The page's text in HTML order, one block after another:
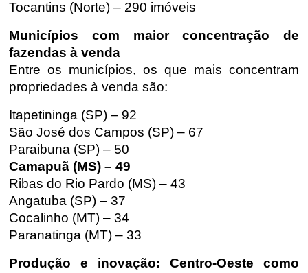
Tocantins (Norte) – 290 imóveis
Municípios com maior concentração de
fazendas à venda
Entre os municípios, os que mais concentram
propriedades à venda são:
Itapetininga (SP) – 92
São José dos Campos (SP) – 67
Paraibuna (SP) – 50
Camapuã (MS) – 49
Ribas do Rio Pardo (MS) – 43
Angatuba (SP) – 37
Cocalinho (MT) – 34
Paranatinga (MT) – 33
Produção e inovação: Centro-Oeste como